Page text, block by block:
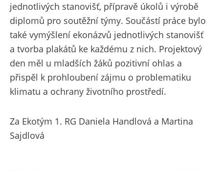
jednotlivých stanovišť, přípravě úkolů i výrobě
diplomů pro soutěžní týmy. Součástí práce bylo
také vymýšlení ekonázvů jednotlivých stanovišť
a tvorba plakátů ke každému z nich. Projektový
den měl u mladších žáků pozitivní ohlas a
přispěl k prohloubení zájmu o problematiku
klimatu a ochrany životního prostředí.
Za Ekotým 1. RG Daniela Handlová a Martina
Sajdlová